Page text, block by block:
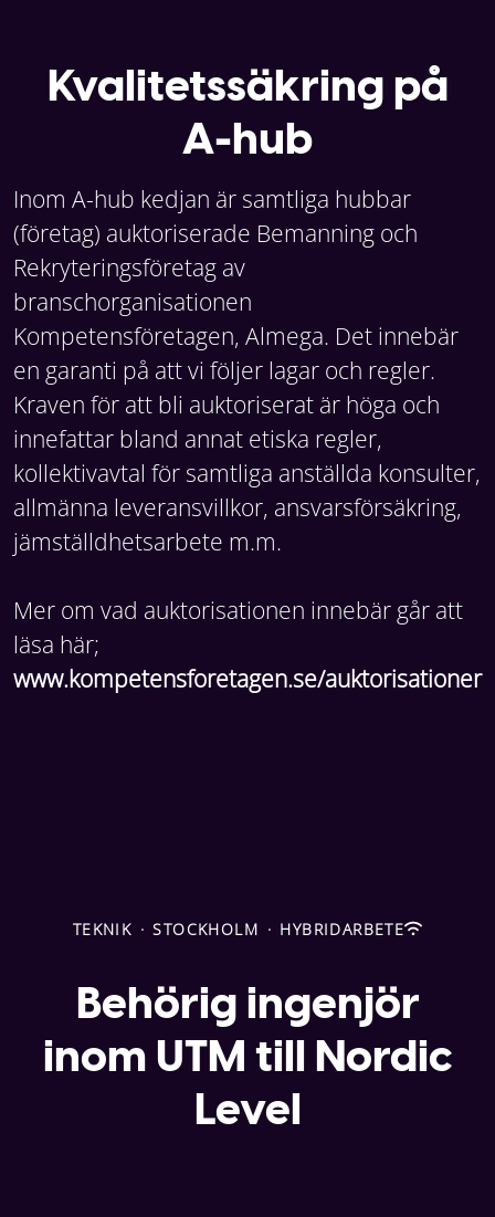
Kvalitetssäkring på
A-hub
Inom A-hub kedjan är samtliga hubbar
(företag) auktoriserade Bemanning och
Rekryteringsföretag av
branschorganisationen
Kompetensföretagen, Almega. Det innebär
en garanti på att vi följer lagar och regler.
Kraven för att bli auktoriserat är höga och
innefattar bland annat etiska regler,
kollektivavtal för samtliga anställda konsulter,
allmänna leveransvillkor, ansvarsförsäkring,
jämställdhetsarbete m.m.
Mer om vad auktorisationen innebär går att
läsa här;
www.kompetensforetagen.se/auktorisationer
TEKNIK · STOCKHOLM · HYBRIDARBETE
Behörig ingenjör
inom UTM till Nordic
Level